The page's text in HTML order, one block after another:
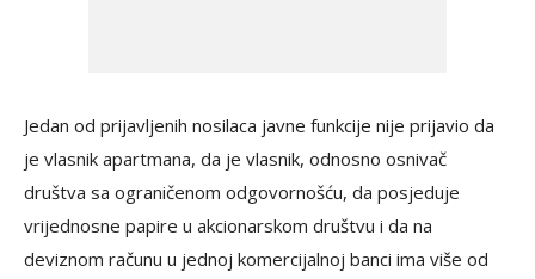
Jedan od prijavljenih nosilaca javne funkcije nije prijavio da
je vlasnik apartmana, da je vlasnik, odnosno osnivač
društva sa ograničenom odgovornošću, da posjeduje
vrijednosne papire u akcionarskom društvu i da na
deviznom računu u jednoj komercijalnoj banci ima više od